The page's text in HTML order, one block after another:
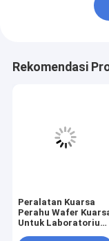
Rekomendasi
Peralatan Kuarsa
Perahu Wafer
Untuk Laboratorium